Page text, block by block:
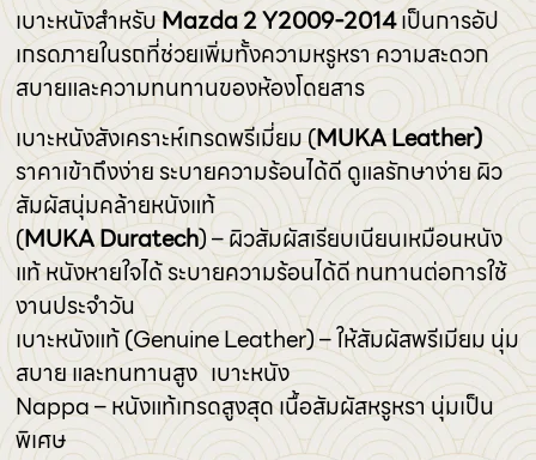
เบาะหนังสำหรับMazda 2 Y2009-2014เป็นการอัป
เกรดภายในรถที่ช่วยเพิ่มทั้งความหรูหรา ความสะดวก
สบายและความทนทานของห้องโดยสาร
เบาะหนังสังเคราะห์เกรดพรีเมี่ยม (MUKA Leather)
ราคาเข้าถึงง่าย ระบายความร้อนได้ดี ดูแลรักษาง่าย ผิว
สัมผัสนุ่มคล้ายหนังแท้
(MUKA Duratech) – ผิวสัมผัสเรียบเนียนเหมือนหนัง
แท้ หนังหายใจได้ ระบายความร้อนได้ดี ทนทานต่อการใช้
งานประจำวัน
เบาะหนังแท้ (Genuine Leather) – ให้สัมผัสพรีเมียม นุ่ม
สบาย และทนทานสูง เบาะหนัง
Nappa – หนังแท้เกรดสูงสุด เนื้อสัมผัสหรูหรา นุ่มเป็น
พิเศษ